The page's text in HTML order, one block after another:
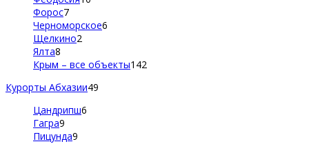
Форос7
Черноморское6
Щелкино2
Ялта8
Крым – все объекты142
Курорты Абхазии49
Цандрипш6
Гагра9
Пицунда9